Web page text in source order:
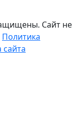
Сайт не
Политика
сайта